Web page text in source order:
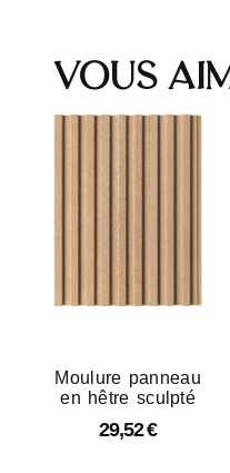
Vous
Moulure panneau
en hêtre sculpté
29,52€